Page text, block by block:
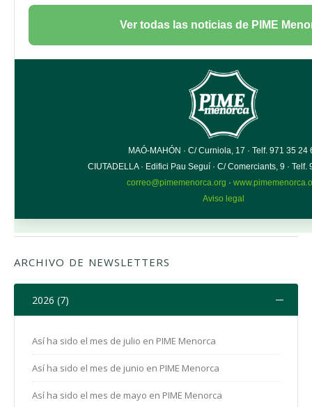
ARCHIVO DE NEWSLETTERS
2026 (7)
Así ha sido el mes de julio en PIME Menorca
Así ha sido el mes de junio en PIME Menorca
Así ha sido el mes de mayo en PIME Menorca